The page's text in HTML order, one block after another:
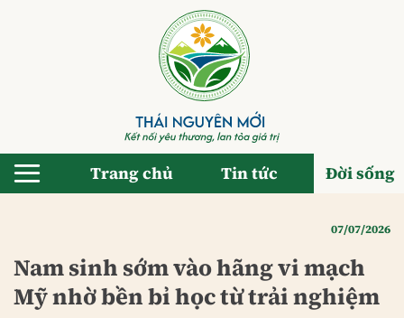
Trang chủ Tin tức Đời sống
07/07/2026
Nam sinh sớm vào hãng vi mạch
Mỹ nhờ bền bỉ học từ trải nghiệm